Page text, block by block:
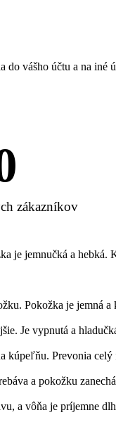
do vášho účtu a na iné
zákazníkov
je jemnučká a hebká.
Pokožka je jemná a
Je vypnutá a
kúpeľňu. Prevonia celý
a pokožku
a vôňa je príjemne